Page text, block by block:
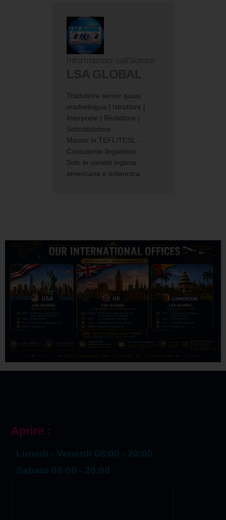
Traduttore senior quasi
madrelingua | Istruttore |
Interprete | Redattore |
Sottotitolatore...
Master in TEFL/TESL -
Consulente linguistico.
Solo le varietà inglese
americana e britannica.
Aprire :
Lunedì - Venerdì 08:00 - 20:00
Sabato 08:00 - 20:00